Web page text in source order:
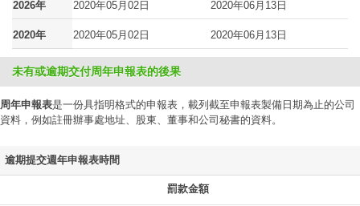
2026年 2020年05月02日 2020年06月13日
2020年 2020年05月02日 2020年06月13日
未有或逾期交付周年申報表的後果
周年申報表是一份具指明格式的申報表，載列截至申報表製備日期為止的公司
資料，例如註冊辦事處地址、股東、董事和公司秘書的資料。
逾期提交週年申報表時間
罰款金額